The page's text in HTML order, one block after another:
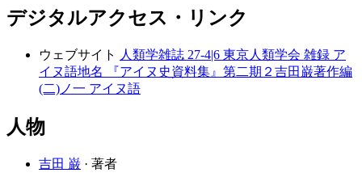
デジタルアクセス・リンク
ウェブサイト
人類学雑誌 27-4|6 東京人類学会 雑録 ア
イヌ語地名 『アイヌ史資料集』第二期２吉田巌著作編
(二)ノ一 アイヌ語
人物
吉田 巌 · 著者